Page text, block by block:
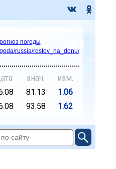
погоды
russia/rostov_na_donu/
знач.
изм.
81.13
1.06
93.58 1.62